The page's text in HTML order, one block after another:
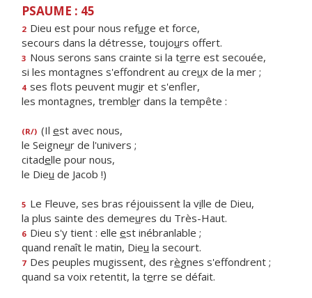
PSAUME : 45
2 Dieu est pour nous refuge et force,
secours dans la détresse, toujours offert.
3 Nous serons sans crainte si la terre est secouée,
si les montagnes s'effondrent au creux de la mer ;
4 ses flots peuvent mugir et s'enfler,
les montagnes, trembler dans la tempête :
(R/) (Il est avec nous,
le Seigneur de l'univers ;
citadelle pour nous,
le Dieu de Jacob !)
5 Le Fleuve, ses bras réjouissent la ville de Dieu,
la plus sainte des demeures du Très-Haut.
6 Dieu s'y tient : elle est inébranlable ;
quand renaît le matin, Dieu la secourt.
7 Des peuples mugissent, des règnes s'effondrent ;
quand sa voix retentit, la terre se défait.